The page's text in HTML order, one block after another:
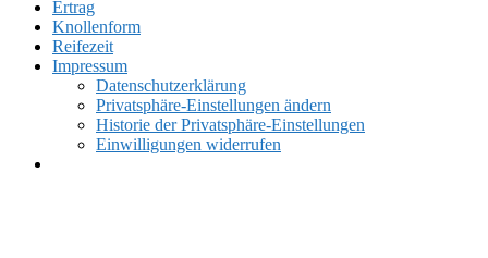
Ertrag
Knollenform
Reifezeit
Impressum
Datenschutzerklärung
Privatsphäre-Einstellungen ändern
Historie der Privatsphäre-Einstellungen
Einwilligungen widerrufen